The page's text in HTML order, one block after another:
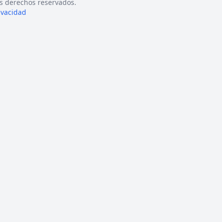
derechos reservados.